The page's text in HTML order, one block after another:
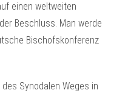
einen weltweiten
Beschluss. Man werde
Bischofskonferenz
Synodalen Weges in